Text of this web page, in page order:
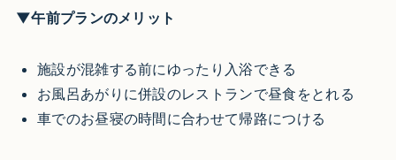
▼午前プランのメリット
施設が混雑する前にゆったり入浴できる
お風呂あがりに併設のレストランで昼食をとれる
車でのお昼寝の時間に合わせて帰路につける